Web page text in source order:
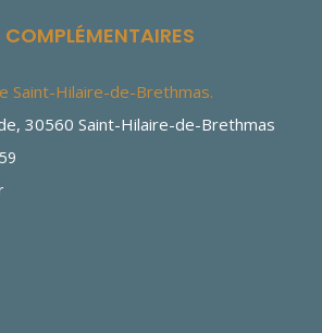
Saint-Hilaire-de-Brethmas.
30560 Saint-Hilaire-de-Brethmas